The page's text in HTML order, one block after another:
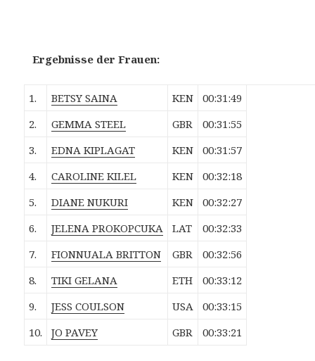
Ergebnisse der Frauen:
1. BETSY SAINA KEN
00:31:49
2.
GEMMA STEEL GBR
00:31:55
3.
EDNA KIPLAGAT KEN
00:31:57
4.
CAROLINE KILEL KEN
00:32:18
5.
DIANE NUKURI KEN
00:32:27
6.
JELENA PROKOPCUKA LAT
00:32:33
7.
FIONNUALA BRITTON GBR
00:32:56
8.
TIKI GELANA ETH
00:33:12
9.
JESS COULSON USA
00:33:15
10.
JO PAVEY GBR 00:33:21